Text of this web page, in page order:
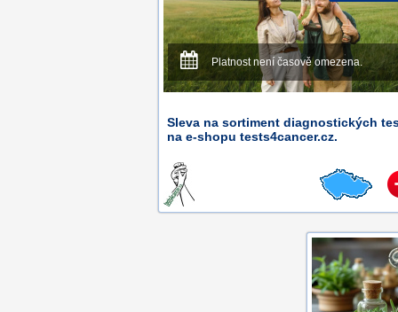
Platnost není časově omezena.
Sleva na sortiment diagnostických
na e-shopu tests4cancer.cz.